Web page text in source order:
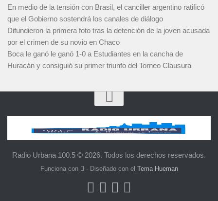
En medio de la tensión con Brasil, el canciller argentino ratificó
que el Gobierno sostendrá los canales de diálogo
Difundieron la primera foto tras la detención de la joven acusada
por el crimen de su novio en Chaco
Boca le ganó le ganó 1-0 a Estudiantes en la cancha de
Huracán y consiguió su primer triunfo del Torneo Clausura
Radio Urbana 100.5 © 2026. Todos los derechos reservados.
Funciona con - Diseñado con el Tema Hueman